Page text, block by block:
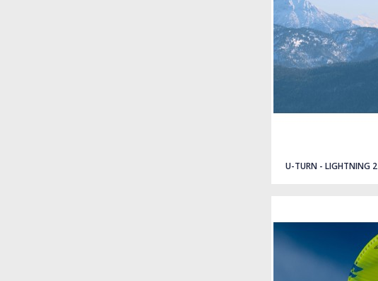
U-TURN - LIGHTNING 2